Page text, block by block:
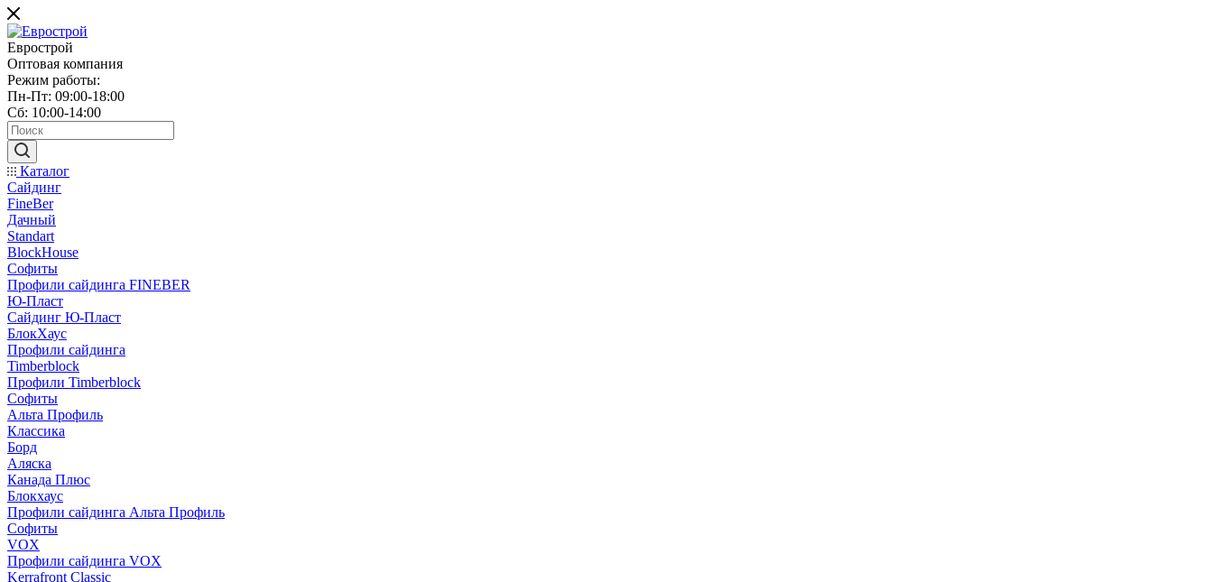
Еврострой
Оптовая компания
Режим работы:
Пн-Пт: 09:00-18:00
Сб: 10:00-14:00
Каталог
Сайдинг
FineBer
Дачный
Standart
BlockHouse
Софиты
Профили сайдинга FINEBER
Ю-Пласт
Сайдинг Ю-Пласт
БлокХаус
Профили сайдинга
Timberblock
Профили Timberblock
Софиты
Альта Профиль
Классика
Борд
Аляска
Канада Плюс
Блокхаус
Профили сайдинга Альта Профиль
Софиты
VOX
Профили сайдинга VOX
Kerrafront Classic